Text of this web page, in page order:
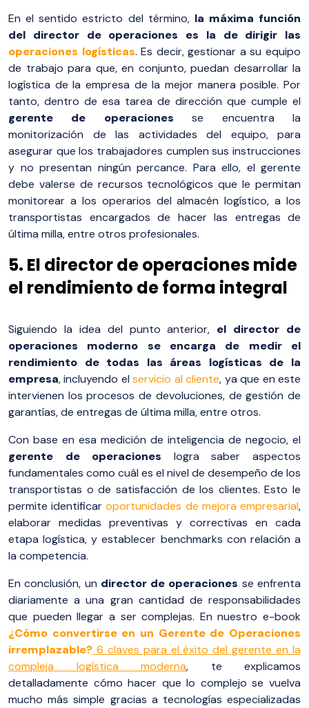
En el sentido estricto del término, la máxima función
del director de operaciones es la de dirigir las
operaciones logísticas. Es decir, gestionar a su equipo
de trabajo para que, en conjunto, puedan desarrollar la
logística de la empresa de la mejor manera posible. Por
tanto, dentro de esa tarea de dirección que cumple el
gerente de operaciones se encuentra la
monitorización de las actividades del equipo, para
asegurar que los trabajadores cumplen sus instrucciones
y no presentan ningún percance. Para ello, el gerente
debe valerse de recursos tecnológicos que le permitan
monitorear a los operarios del almacén logístico, a los
transportistas encargados de hacer las entregas de
última milla, entre otros profesionales.
5. El director de operaciones mide
el rendimiento de forma integral
Siguiendo la idea del punto anterior, el director de
operaciones moderno se encarga de medir el
rendimiento de todas las áreas logísticas de la
empresa, incluyendo elservicio al cliente, ya que en este
intervienen los procesos de devoluciones, de gestión de
garantías, de entregas de última milla, entre otros.
Con base en esa medición de inteligencia de negocio, el
gerente de operaciones logra saber aspectos
fundamentales como cuál es el nivel de desempeño de los
transportistas o de satisfacción de los clientes. Esto le
permite identificaroportunidades de mejora empresarial,
elaborar medidas preventivas y correctivas en cada
etapa logística, y establecer benchmarks con relación a
la competencia.
En conclusión, un director de operaciones se enfrenta
diariamente a una gran cantidad de responsabilidades
que pueden llegar a ser complejas. En nuestro e-book
¿Cómo convertirse en un Gerente de Operaciones
irremplazable? 6 claves para el éxito del gerente en la
compleja logística moderna, te explicamos
detalladamente cómo hacer que lo complejo se vuelva
mucho más simple gracias a tecnologías especializadas